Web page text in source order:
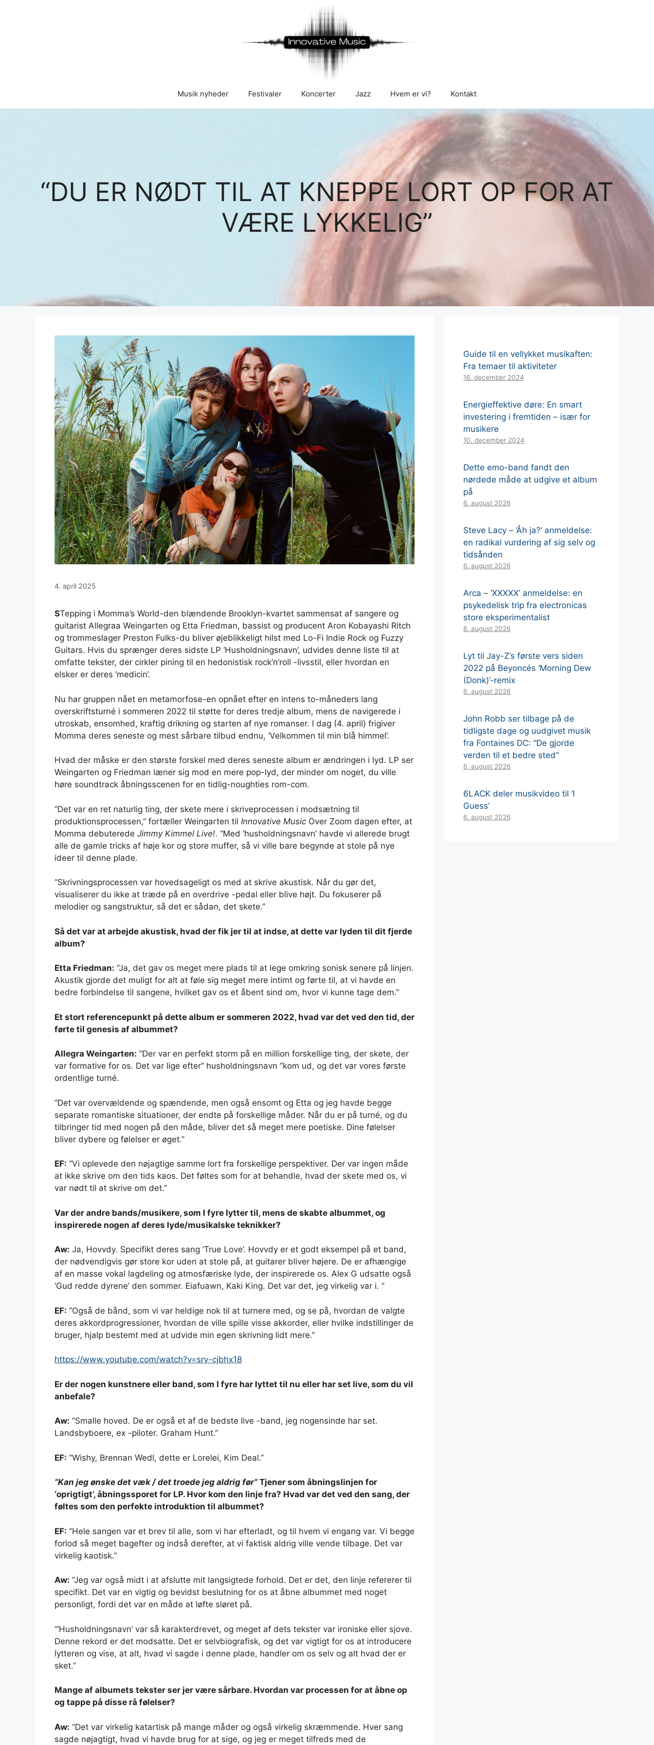
Musik nyheder Festivaler Koncerter Jazz Hvem er vi? Kontakt
“DU ER NØDT TIL AT KNEPPE LORT OP FOR AT
VÆRE LYKKELIG”
4. april 2025
STepping i Momma’s World-den blændende Brooklyn-kvartet sammensat af sangere og
guitarist Allegraa Weingarten og Etta Friedman, bassist og producent Aron Kobayashi Ritch
og trommeslager Preston Fulks-du bliver øjeblikkeligt hilst med Lo-Fi Indie Rock og Fuzzy
Guitars. Hvis du sprænger deres sidste LP ‘Husholdningsnavn’, udvides denne liste til at
omfatte tekster, der cirkler pining til en hedonistisk rock’n’roll -livsstil, eller hvordan en
elsker er deres ‘medicin’.
Nu har gruppen nået en metamorfose-en opnået efter en intens to-måneders lang
overskriftsturné i sommeren 2022 til støtte for deres tredje album, mens de navigerede i
utroskab, ensomhed, kraftig drikning og starten af ​​nye romanser. I dag (4. april) frigiver
Momma deres seneste og mest sårbare tilbud endnu, ‘Velkommen til min blå himmel’.
Hvad der måske er den største forskel med deres seneste album er ændringen i lyd. LP ser
Weingarten og Friedman læner sig mod en mere pop-lyd, der minder om noget, du ville
høre soundtrack åbningsscenen for en tidlig-noughties rom-com.
”Det var en ret naturlig ting, der skete mere i skriveprocessen i modsætning til
produktionsprocessen,” fortæller Weingarten til Innovative Music Over Zoom dagen efter, at
Momma debuterede Jimmy Kimmel Live!. “Med ‘husholdningsnavn’ havde vi allerede brugt
alle de gamle tricks af høje kor og store muffer, så vi ville bare begynde at stole på nye
ideer til denne plade.
“Skrivningsprocessen var hovedsageligt os med at skrive akustisk. Når du gør det,
visualiserer du ikke at træde på en overdrive -pedal eller blive højt. Du fokuserer på
melodier og sangstruktur, så det er sådan, det skete.”
Så det var at arbejde akustisk, hvad der fik jer til at indse, at dette var lyden til dit fjerde
album?
Etta Friedman: ”Ja, det gav os meget mere plads til at lege omkring sonisk senere på linjen.
Akustik gjorde det muligt for alt at føle sig meget mere intimt og førte til, at vi havde en
bedre forbindelse til sangene, hvilket gav os et åbent sind om, hvor vi kunne tage dem.”
Et stort referencepunkt på dette album er sommeren 2022, hvad var det ved den tid, der
førte til genesis af albummet?
Allegra Weingarten: ”Der var en perfekt storm på en million forskellige ting, der skete, der
var formative for os. Det var lige efter” husholdningsnavn ”kom ud, og det var vores første
ordentlige turné.
”Det var overvældende og spændende, men også ensomt og Etta og jeg havde begge
separate romantiske situationer, der endte på forskellige måder. Når du er på turné, og du
tilbringer tid med nogen på den måde, bliver det så meget mere poetiske. Dine følelser
bliver dybere og følelser er øget.”
EF: ”Vi oplevede den nøjagtige samme lort fra forskellige perspektiver. Der var ingen måde
at ikke skrive om den tids kaos. Det føltes som for at behandle, hvad der skete med os, vi
var nødt til at skrive om det.”
Var der andre bands/musikere, som I fyre lytter til, mens de skabte albummet, og
inspirerede nogen af ​​deres lyde/musikalske teknikker?
Aw: Ja, Hovvdy. Specifikt deres sang ‘True Love’. Hovvdy er et godt eksempel på et band,
der nødvendigvis gør store kor uden at stole på, at guitarer bliver højere. De er afhængige
af en masse vokal lagdeling og atmosfæriske lyde, der inspirerede os. Alex G udsatte også
‘Gud redde dyrene’ den sommer. Eiafuawn, Kaki King. Det var det, jeg virkelig var i. ”
EF: ”Også de bånd, som vi var heldige nok til at turnere med, og se på, hvordan de valgte
deres akkordprogressioner, hvordan de ville spille visse akkorder, eller hvilke indstillinger de
bruger, hjalp bestemt med at udvide min egen skrivning lidt mere.”
https://www.youtube.com/watch?v=sry-cjbhx18
Er der nogen kunstnere eller band, som I fyre har lyttet til nu eller har set live, som du vil
anbefale?
Aw: ”Smalle hoved. De er også et af de bedste live -band, jeg nogensinde har set.
Landsbyboere, ex -piloter. Graham Hunt.”
EF: “Wishy, ​​Brennan Wedl, dette er Lorelei, Kim Deal.”
“Kan jeg ønske det væk / det troede jeg aldrig før”Tjener som åbningslinjen for
‘oprigtigt’, åbningssporet for LP. Hvor kom den linje fra? Hvad var det ved den sang, der
føltes som den perfekte introduktion til albummet?
EF: ”Hele sangen var et brev til alle, som vi har efterladt, og til hvem vi engang var. Vi begge
forlod så meget bagefter og indså derefter, at vi faktisk aldrig ville vende tilbage. Det var
virkelig kaotisk.”
Aw: ”Jeg var også midt i at afslutte mit langsigtede forhold. Det er det, den linje refererer til
specifikt. Det var en vigtig og bevidst beslutning for os at åbne albummet med noget
personligt, fordi det var en måde at løfte sløret på.
“‘Husholdningsnavn’ var så karakterdrevet, og meget af dets tekster var ironiske eller sjove.
Denne rekord er det modsatte. Det er selvbiografisk, og det var vigtigt for os at introducere
lytteren og vise, at alt, hvad vi sagde i denne plade, handler om os selv og alt hvad der er
sket.”
Mange af albumets tekster ser jer være sårbare. Hvordan var processen for at åbne op
og tappe på disse rå følelser?
Aw: ”Det var virkelig katartisk på mange måder og også virkelig skræmmende. Hver sang
sagde nøjagtigt, hvad vi havde brug for at sige, og jeg er meget tilfreds med de
Guide til en vellykket musikaften:
Fra temaer til aktiviteter
16. december 2024
Energieffektive døre: En smart
investering i fremtiden – især for
musikere
10. december 2024
Dette emo-band fandt den
nørdede måde at udgive et album
på
6. august 2026
Steve Lacy – ‘Åh ja?’ anmeldelse:
en radikal vurdering af sig selv og
tidsånden
6. august 2026
Arca – ‘XXXXX’ anmeldelse: en
psykedelisk trip fra electronicas
store eksperimentalist
6. august 2026
Lyt til Jay-Z’s første vers siden
2022 på Beyoncés ‘Morning Dew
(Donk)’-remix
6. august 2026
John Robb ser tilbage på de
tidligste dage og uudgivet musik
fra Fontaines DC: “De gjorde
verden til et bedre sted”
6. august 2026
6LACK deler musikvideo til ‘I
Guess’
6. august 2026